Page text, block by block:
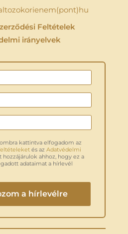
Feltételek
irányelvek
kattintva elfogadom az
és az Adatvédelmi
hozzájárulok ahhoz, hogy ez a
adataimat a hírlevél